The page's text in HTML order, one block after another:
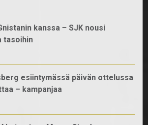
kanssa – SJK nousi
tasoihin
esiintymässä päivän ottelussa
– kampanjaa